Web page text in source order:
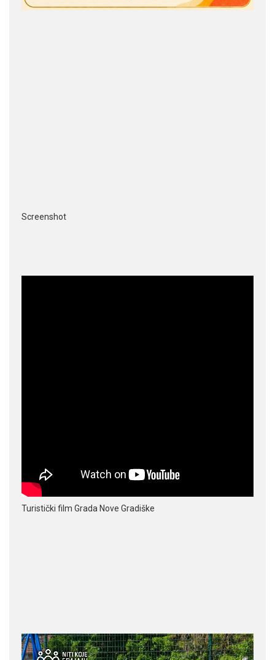
Screenshot
Turistički film Grada Nove Gradiške